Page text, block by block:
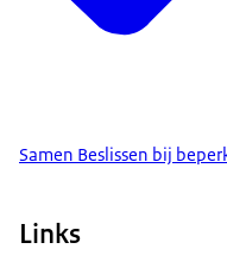
Samen Beslissen bij
Links